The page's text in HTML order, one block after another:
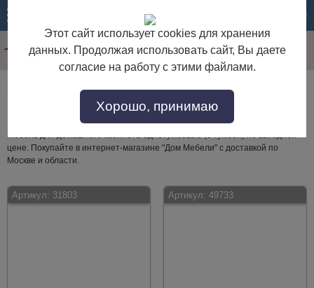
Мебель для домашнего кабинета однотумбовые
Мебель для домашнего кабинета однотумбовые (с тумбой) по выгодной
цене. Покупайте в интернет-магазине "Дом Мебели" с доставкой по
Москве и области.
Артикул: 31803 Артикул: 49733
Этот сайт использует cookies для хранения
данных. Продолжая использовать сайт, Вы даете
согласие на работу с этими файлами.
Хорошо, принимаю